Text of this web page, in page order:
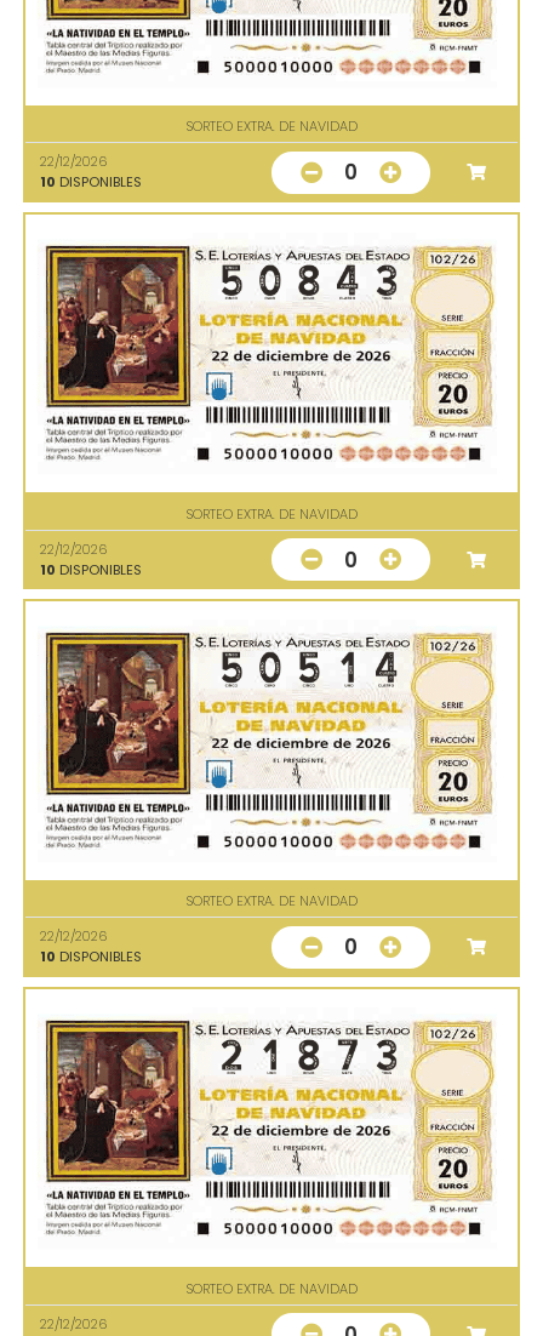
SORTEO EXTRA. DE NAVIDAD
22/12/2026
10 DISPONIBLES 0
SORTEO EXTRA. DE NAVIDAD
22/12/2026
10 DISPONIBLES 0
SORTEO EXTRA. DE NAVIDAD
22/12/2026
10 DISPONIBLES 0
SORTEO EXTRA. DE NAVIDAD
22/12/2026